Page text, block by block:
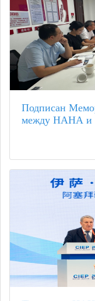
Подписан
между НАНА и